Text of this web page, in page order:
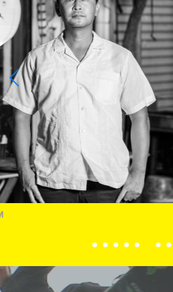
RANDOM